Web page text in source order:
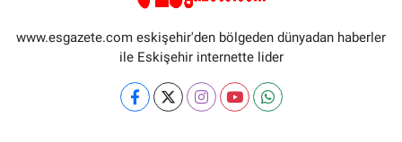
www.esgazete.com eskişehir'den bölgeden dünyadan haberler
ile Eskişehir internette lider